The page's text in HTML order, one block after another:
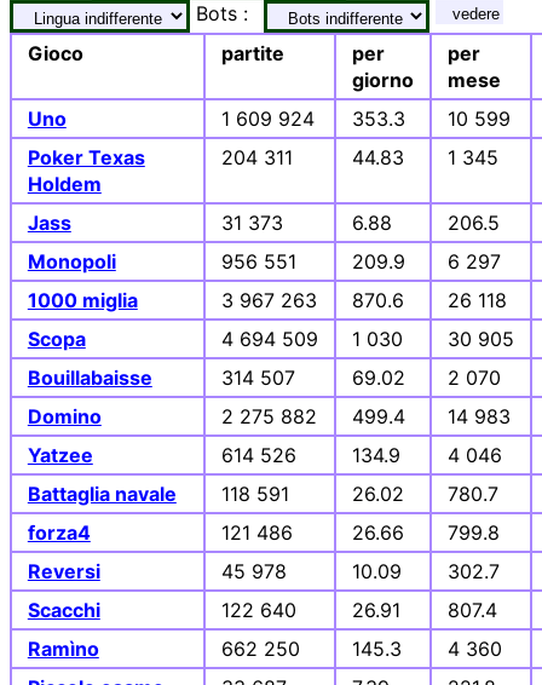
Bots :
vedere
Gioco partite
per
giorno
per
mese
Uno
1 609 924 353.3
10 599
Poker Texas
Holdem
204 311 44.83 1 345
Jass 31 373 6.88
206.5
Monopoli
956 551 209.9
6 297
1000 miglia
3 967 263 870.6
26 118
Scopa
4 694 509 1 030
30 905
Bouillabaisse
314 507 69.02
2 070
Domino
2 275 882 499.4
14 983
Yatzee
614 526 134.9
4 046
Battaglia navale
118 591 26.02
780.7
forza4
121 486 26.66
799.8
Reversi
45 978 10.09
302.7
Scacchi
122 640 26.91
807.4
Ramìno
662 250 145.3
4 360